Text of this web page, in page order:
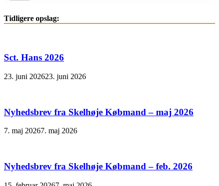
Tidligere opslag:
Sct. Hans 2026
23. juni 202623. juni 2026
Nyhedsbrev fra Skelhøje Købmand – maj 2026
7. maj 20267. maj 2026
Nyhedsbrev fra Skelhøje Købmand – feb. 2026